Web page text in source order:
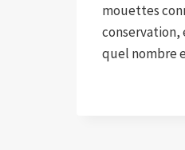
mouettes
conservation,
quel nombre